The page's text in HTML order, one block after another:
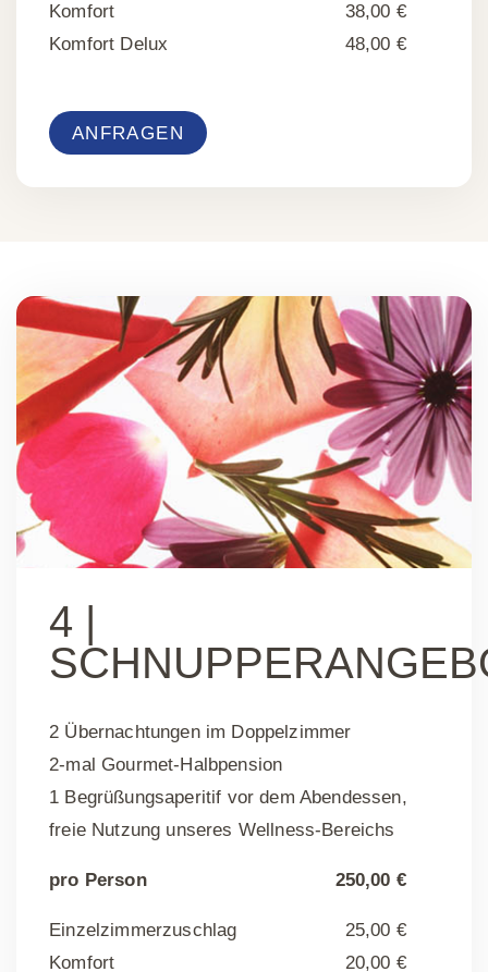
Komfort
38,00 €
Komfort Delux
48,00 €
ANFRAGEN
4 |
2 Übernachtungen im Doppelzimmer
2-mal Gourmet-Halbpension
1 Begrüßungsaperitif vor dem Abendessen,
freie Nutzung unseres Wellness-Bereichs
pro Person 250,00 €
Einzelzimmerzuschlag
25,00 €
Komfort
20,00 €